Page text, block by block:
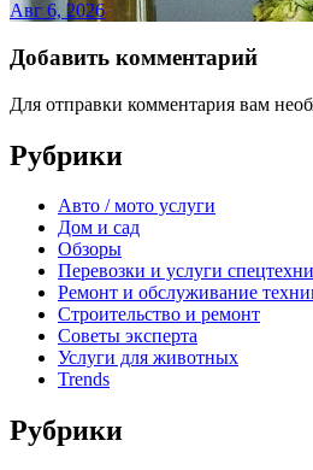
Авг 6, 2026
Добавить комментарий
Для отправки комментария вам
Рубрики
Авто / мото услуги
Дом и сад
Обзоры
Перевозки и услуги
Ремонт и обслуживание
Строительство и ремонт
Советы эксперта
Услуги для животных
Trends
Рубрики